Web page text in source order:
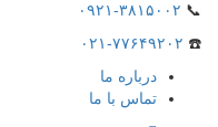
📞 ۰۹۲۱-۳۸۱۵۰۰۲
☎️ ۰۲۱-۷۷۶۴۹۲۰۲
درباره ما
تماس با ما